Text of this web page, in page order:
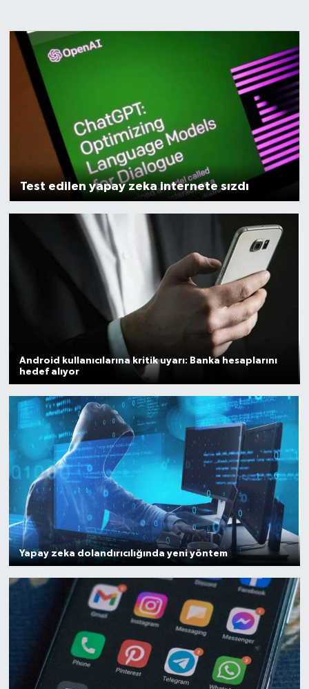
Test edilen yapay zeka internete sızdı
Android kullanıcılarına kritik uyarı: Banka hesaplarını
hedef alıyor
Yapay zeka dolandırıcılığında yeni yöntem
Spor
Teknoloji
Yaşam